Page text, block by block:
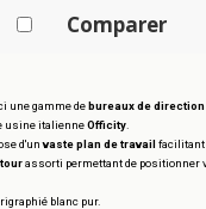
Comparer
une gamme debureaux de direction
usine italienneOfficity
d'unvaste plan de travail
assorti permettant de positionner
blanc pur.